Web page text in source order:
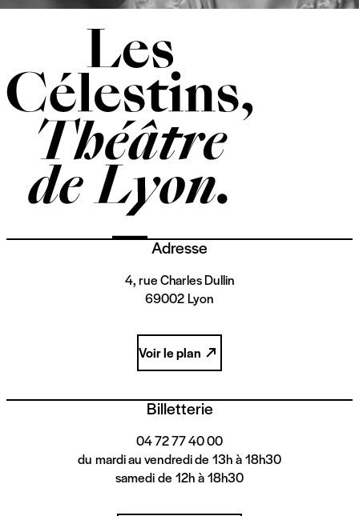
Adresse
4, rue Charles Dullin
69002 Lyon
Voir le plan
Billetterie
04 72 77 40 00
du mardi au vendredi de 13h à 18h30
samedi de 12h à 18h30